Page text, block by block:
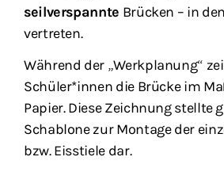
seilverspannte Brücken – in
vertreten.
Während der „Werkplanung“
Schüler*innen die Brücke im
Papier. Diese Zeichnung stellte
Schablone zur Montage der
bzw. Eisstiele dar.